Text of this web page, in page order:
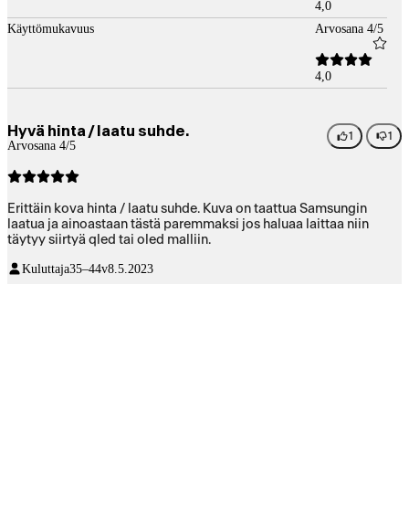
4,0
Käyttömukavuus
Arvosana 4/5
4,0
Hyvä hinta / laatu suhde.
Arvosana 4/5
1 1
Erittäin kova hinta / laatu suhde. Kuva on taattua Samsungin
laatua ja ainoastaan tästä paremmaksi jos haluaa laittaa niin
täytyy siirtyä qled tai oled malliin.
Kuluttaja35–44v8.5.2023